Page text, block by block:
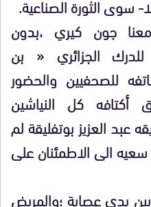
سوى الثورة الصناعية.
جون كيري ،بدون
الجزائري « بن
للصحفيين والحضور
كل النياشين
عبد العزيز بوتفليقة لم
الى الاطمئنان على
يدي عصابة ؛والمريض